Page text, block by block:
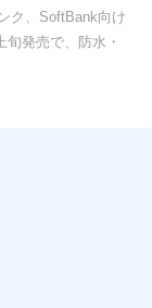
ク、SoftBank向け
発売で、防水・